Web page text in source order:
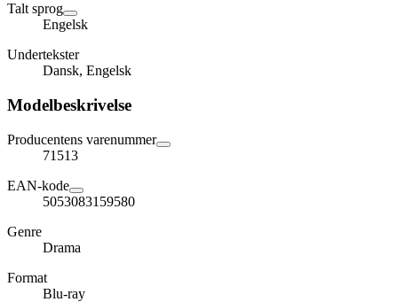
Talt sprog
Engelsk
Undertekster
Dansk, Engelsk
Modelbeskrivelse
Producentens varenummer
71513
EAN-kode
5053083159580
Genre
Drama
Format
Blu-ray